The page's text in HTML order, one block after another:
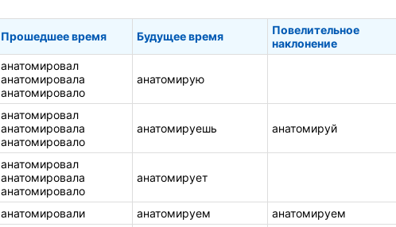
Прошедшее время Будущее время
Повелительное
наклонение
анатомировал
анатомировала
анатомировало
анатомирую
анатомировал
анатомировала
анатомировало
анатомируешь анатомируй
анатомировал
анатомировала
анатомировало
анатомирует
анатомировали анатомируем
анатомируем